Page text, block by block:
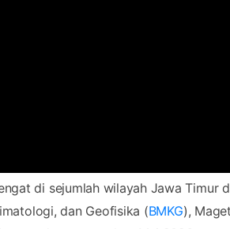
di sejumlah wilayah Jawa Timur
dan Geofisika (BMKG),